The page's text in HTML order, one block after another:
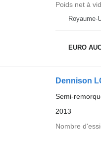
Poids net à
Royaume-
EURO
Dennison
Semi-
2013
Nombre